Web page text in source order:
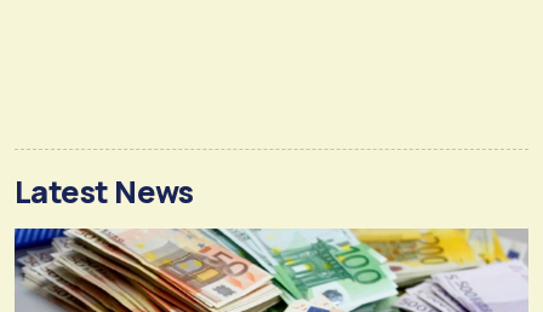
Latest News